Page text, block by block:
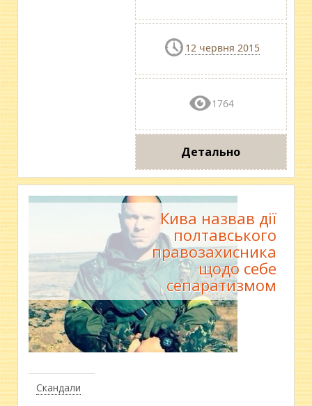
12 червня 2015
1764
Детально
Скандали
Кива назвав дії
полтавського
правозахисника
щодо себе
сепаратизмом